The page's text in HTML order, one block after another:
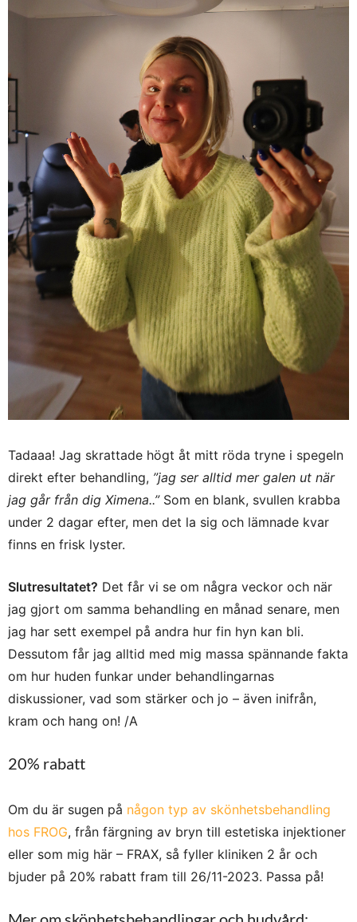
Tadaaa! Jag skrattade högt åt mitt röda tryne i spegeln
direkt efter behandling, ”jag ser alltid mer galen ut när
jag går från dig Ximena..” Som en blank, svullen krabba
under 2 dagar efter, men det la sig och lämnade kvar
finns en frisk lyster.
Slutresultatet? Det får vi se om några veckor och när
jag gjort om samma behandling en månad senare, men
jag har sett exempel på andra hur fin hyn kan bli.
Dessutom får jag alltid med mig massa spännande fakta
om hur huden funkar under behandlingarnas
diskussioner, vad som stärker och jo – även inifrån,
kram och hang on! /A
20% rabatt
Om du är sugen på någon typ av skönhetsbehandling
hos FROG, från färgning av bryn till estetiska injektioner
eller som mig här – FRAX, så fyller kliniken 2 år och
bjuder på 20% rabatt fram till 26/11-2023. Passa på!